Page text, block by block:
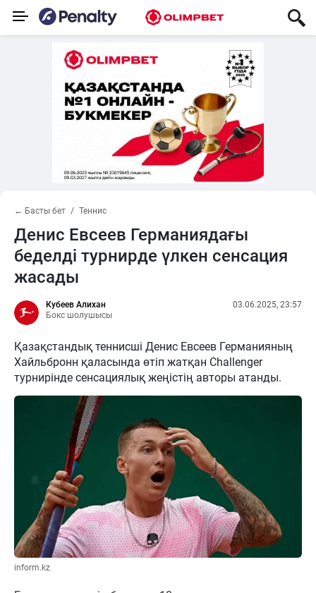
← Басты бет Теннис
Денис Евсеев Германиядағы
беделді турнирде үлкен сенсация
жасады
Кубеев Алихан
Бокс шолушысы
03.06.2025, 23:57
Қазақстандық теннисші Денис Евсеев Германияның
Хайльбронн қаласында өтіп жатқан Challenger
турнирінде сенсациялық жеңістің авторы атанды.
inform.kz